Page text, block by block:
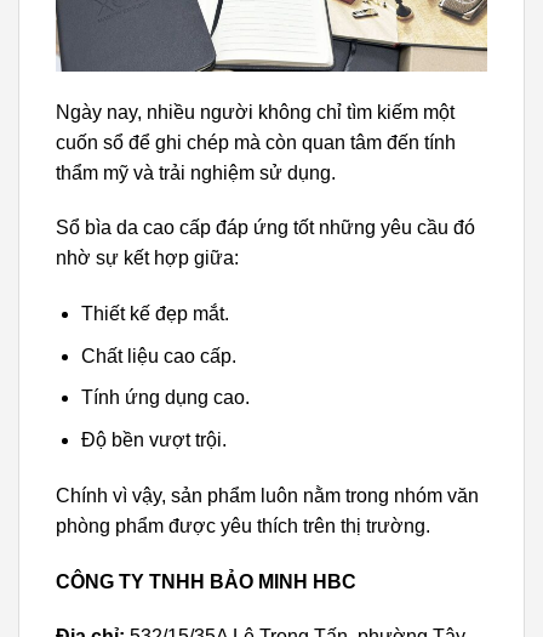
Ngày nay, nhiều người không chỉ tìm kiếm một
cuốn sổ để ghi chép mà còn quan tâm đến tính
thẩm mỹ và trải nghiệm sử dụng.
Sổ bìa da cao cấp đáp ứng tốt những yêu cầu đó
nhờ sự kết hợp giữa:
Thiết kế đẹp mắt.
Chất liệu cao cấp.
Tính ứng dụng cao.
Độ bền vượt trội.
Chính vì vậy, sản phẩm luôn nằm trong nhóm văn
phòng phẩm được yêu thích trên thị trường.
CÔNG TY TNHH BẢO MINH HBC